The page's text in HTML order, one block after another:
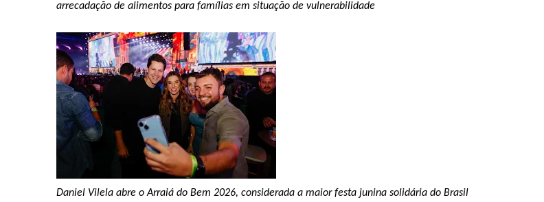
arrecadação de alimentos para famílias em situação de vulnerabilidade
Daniel Vilela abre o Arraiá do Bem 2026, considerada a maior festa junina solidária do Brasil